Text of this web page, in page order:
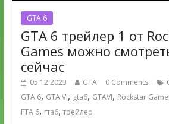
GTA 6
GTA 6 трейлер 1 от
Games можно
сейчас
05.12.2023 GTA 0 Comments
GTA 6, GTA VI, gta6, GTAVI, Rockstar
ГТА 6, гта6, трейлер